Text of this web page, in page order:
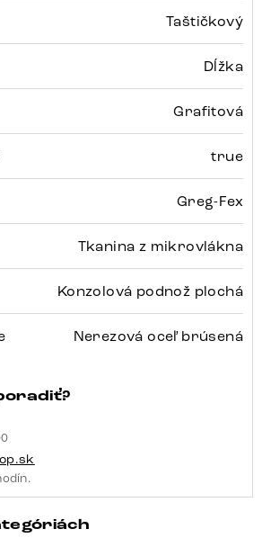
Taštičkový
Dĺžka
Grafitová
true
Greg-Fex
Tkanina z mikrovlákna
Konzolová podnož plochá
Nerezová oceľ brúsená